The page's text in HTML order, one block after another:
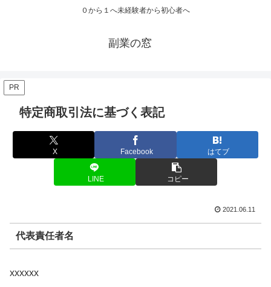
０から１へ未経験者から初心者へ
副業の窓
PR
特定商取引法に基づく表記
X Facebook はてブ
LINE コピー
2021.06.11
代表責任者名
xxxxxx